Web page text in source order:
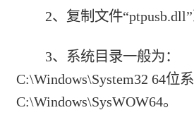
2、复制文件
3、系统目录一般为：
C:\Windows\System32 64位
C:\Windows\SysWOW64。